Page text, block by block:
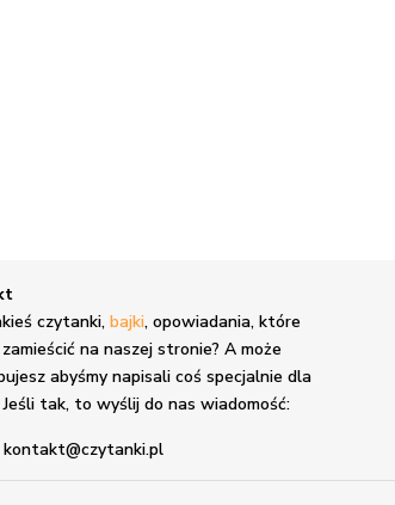
czytanki,bajki, opowiadania, które
na naszej stronie? A może
abyśmy napisali coś specjalnie dla
Jeśli tak, to wyślij do nas wiadomość:
kontakt@czytanki.pl